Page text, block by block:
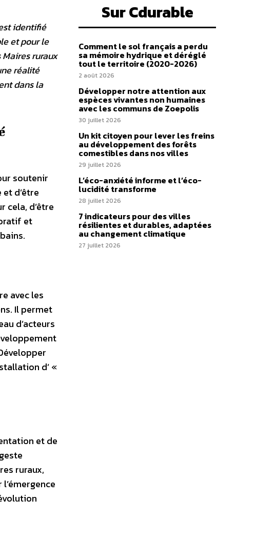
identifié
et pour le
ruraux
réalité
dans la
soutenir
d’être
cela, d’être
et
avec les
Il permet
d’acteurs
d’ «
et de
ruraux,
Sur Cdurable
Comment le sol français a perdu
sa mémoire hydrique et déréglé
tout le territoire (2020-2026)
2 août 2026
Développer notre attention aux
espèces vivantes non humaines
avec les communs de Zoepolis
30 juillet 2026
Un kit citoyen pour lever les freins
au développement des forêts
comestibles dans nos villes
29 juillet 2026
L’éco-anxiété informe et l’éco-
lucidité transforme
28 juillet 2026
7 indicateurs pour des villes
résilientes et durables, adaptées
au changement climatique
27 juillet 2026